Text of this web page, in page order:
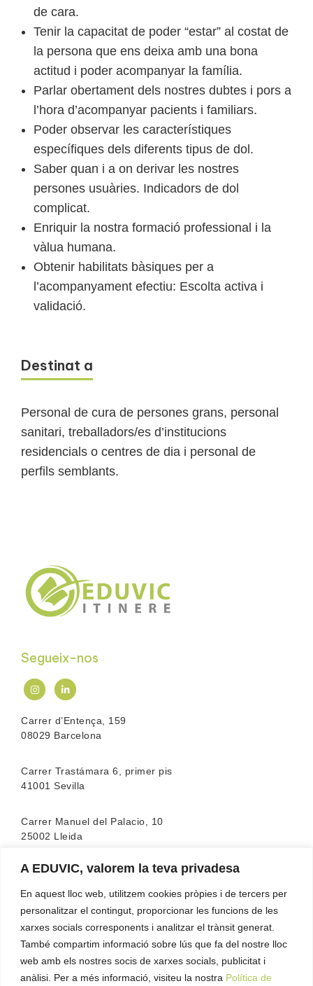
A EDUVIC, valorem la teva privadesa
En aquest lloc web, utilitzem cookies pròpies i de tercers per
personalitzar el contingut, proporcionar les funcions de les
xarxes socials corresponents i analitzar el trànsit generat.
També compartim informació sobre lús que fa del nostre lloc
web amb els nostres socis de xarxes socials, publicitat i
anàlisi. Per a més informació, visiteu la nostra Política de
de cara.
Tenir la capacitat de poder “estar” al costat de
la persona que ens deixa amb una bona
actitud i poder acompanyar la família.
Parlar obertament dels nostres dubtes i pors a
l’hora d’acompanyar pacients i familiars.
Poder observar les característiques
específiques dels diferents tipus de dol.
Saber quan i a on derivar les nostres
persones usuàries. Indicadors de dol
complicat.
Enriquir la nostra formació professional i la
vàlua humana.
Obtenir habilitats bàsiques per a
l’acompanyament efectiu: Escolta activa i
validació.
Destinat a
Personal de cura de persones grans, personal
sanitari, treballadors/es d’institucions
residencials o centres de dia i personal de
perfils semblants.
Segueix-nos
Carrer d’Entença, 159
08029 Barcelona
Carrer Trastámara 6, primer pis
41001 Sevilla
Carrer Manuel del Palacio, 10
25002 Lleida
L’escola compta amb l’acreditació de laFEATF
Familiar)